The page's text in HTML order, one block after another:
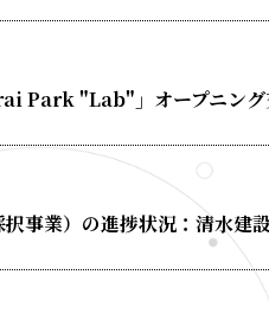
Park "Lab"」オープニング
事業）の進捗状況：清水建